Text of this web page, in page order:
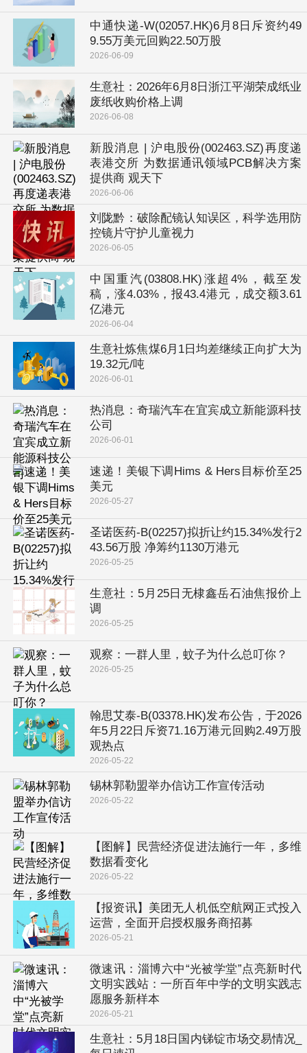
中通快递-W(02057.HK)6月8日斥资约49
9.55万美元回购22.50万股
2026-06-09
生意社：2026年6月8日浙江平湖荣成纸业
废纸收购价格上调
2026-06-08
新股消息 | 沪电股份(002463.SZ)再度递
表港交所 为数据通讯领域PCB解决方案
提供商 观天下
2026-06-06
刘陇黔：破除配镜认知误区，科学选用防
控镜片守护儿童视力
2026-06-05
中国重汽(03808.HK)涨超4%，截至发
稿，涨4.03%，报43.4港元，成交额3.61
亿港元
2026-06-04
生意社炼焦煤6月1日均差继续正向扩大为
19.32元/吨
2026-06-01
热消息：奇瑞汽车在宜宾成立新能源科技
公司
2026-06-01
速递！美银下调Hims & Hers目标价至25
美元
2026-05-27
圣诺医药-B(02257)拟折让约15.34%发行2
43.56万股 净筹约1130万港元
2026-05-25
生意社：5月25日无棣鑫岳石油焦报价上
调
2026-05-25
观察：一群人里，蚊子为什么总叮你？
2026-05-25
翰思艾泰-B(03378.HK)发布公告，于2026
年5月22日斥资71.16万港元回购2.49万股
观热点
2026-05-22
锡林郭勒盟举办信访工作宣传活动
2026-05-22
【图解】民营经济促进法施行一年，多维
数据看变化
2026-05-22
【报资讯】美团无人机低空航网正式投入
运营，全面开启授权服务商招募
2026-05-21
微速讯：淄博六中“光被学堂”点亮新时代
文明实践站：一所百年中学的文明实践志
愿服务新样本
2026-05-21
生意社：5月18日国内锑锭市场交易情况_